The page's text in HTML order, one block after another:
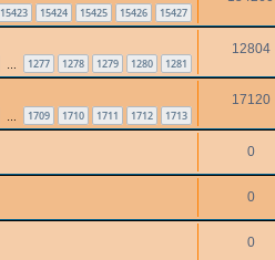
15423 15424 15425 15426 15427
1277 1278 1279 1280 1281
12804
1709 1710 1711 1712 1713
17120
0
0
0